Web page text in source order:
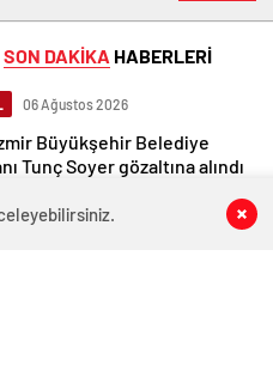
SON DAKİKA HABERLERİ
06 Ağustos 2026
Büyükşehir Belediye
Tunç Soyer gözaltına alındı
06 Ağustos 2026